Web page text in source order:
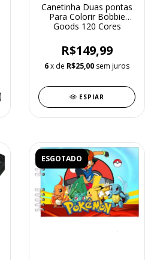
Canetinha Duas pontas
Para Colorir Bobbie
Goods 120 Cores
R$149,99
6x de R$25,00 sem juros
ESPIAR
ESGOTADO